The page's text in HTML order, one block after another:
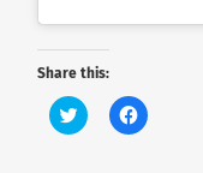
Share this:
C
l
C
l